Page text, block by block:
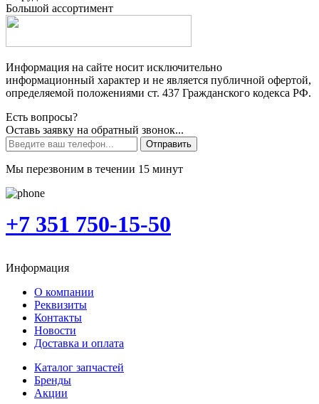
Большой ассортимент
Информация на сайте носит исключительно
информационный характер и не является публичной офертой,
определяемой положениями ст. 437 Гражданского кодекса РФ.
Есть вопросы?
Оставь заявку на обратный звонок...
Отправить
Мы перезвоним в течении 15 минут
+7 351 750-15-50
Информация
О компании
Реквизиты
Контакты
Новости
Доставка и оплата
Каталог запчастей
Бренды
Акции